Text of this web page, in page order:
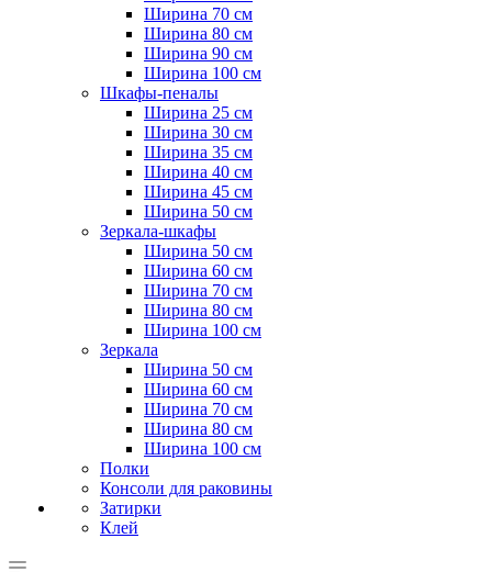
Ширина 70 см
Ширина 80 см
Ширина 90 см
Ширина 100 см
Шкафы-пеналы
Ширина 25 см
Ширина 30 см
Ширина 35 см
Ширина 40 см
Ширина 45 см
Ширина 50 см
Зеркала-шкафы
Ширина 50 см
Ширина 60 см
Ширина 70 см
Ширина 80 см
Ширина 100 см
Зеркала
Ширина 50 см
Ширина 60 см
Ширина 70 см
Ширина 80 см
Ширина 100 см
Полки
Консоли для раковины
Затирки
Клей